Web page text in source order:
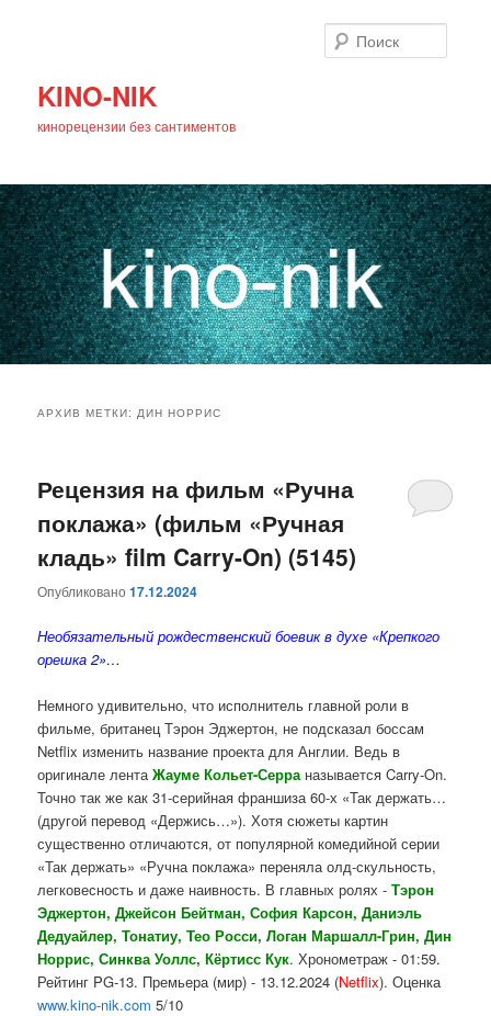
KINO-NIK
кинорецензии без сантиментов
основному
содержимому
дополнительному
содержимому
АРХИВ МЕТКИ:ДИН НОРРИС
Рецензия на фильм «Ручна
поклажа» (фильм «Ручная
кладь» film Carry-On) (5145)
Опубликовано17.12.2024
Необязательный рождественский боевик в духе «Крепкого
орешка 2»…
Немного удивительно, что исполнитель главной роли в
фильме, британец Тэрон Эджертон, не подсказал боссам
Netflix изменить название проекта для Англии. Ведь в
оригинале лентаЖауме Кольет-Серраназывается Carry-On.
Точно так же как 31-серийная франшиза 60-х «Так держать…
(другой перевод «Держись…»). Хотя сюжеты картин
существенно отличаются, от популярной комедийной серии
«Так держать» «Ручна поклажа» переняла олд-скульность,
легковесность и даже наивность. В главных ролях -Тэрон
Эджертон, Джейсон Бейтман, София Карсон, Даниэль
Дедуайлер, Тонатиу, Тео Росси, Логан Маршалл-Грин, Дин
Норрис, Синква Уоллс, Кёртисс Кук. Хронометраж - 01:59.
Рейтинг PG-13. Премьера (мир) - 13.12.2024 (Netflix). Оценка
www.kino-nik.com 5/10